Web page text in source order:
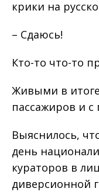
крики на
– Сдаюсь!
Кто-то что-то
Живыми в итоге
пассажиров и с
Выяснилось,
день
кураторов в
диверсионной